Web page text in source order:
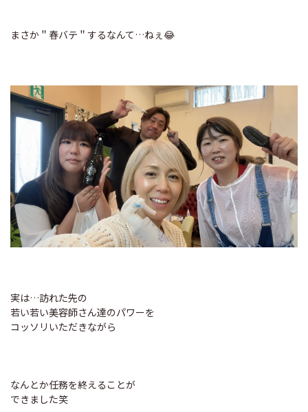
まさか＂春バテ＂するなんて…ねぇ😂
実は…訪れた先の
若い若い美容師さん達のパワーを
コッソリいただきながら
なんとか任務を終えることが
できました笑